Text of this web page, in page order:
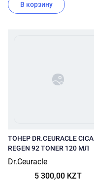
В корзину
ТОНЕР DR.CEURACLE CICA
REGEN 92 TONER 120 МЛ
Dr.Ceuracle
5 300,00 KZT